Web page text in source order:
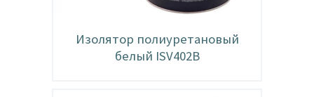
Изолятор полиуретановый
белый ISV402B